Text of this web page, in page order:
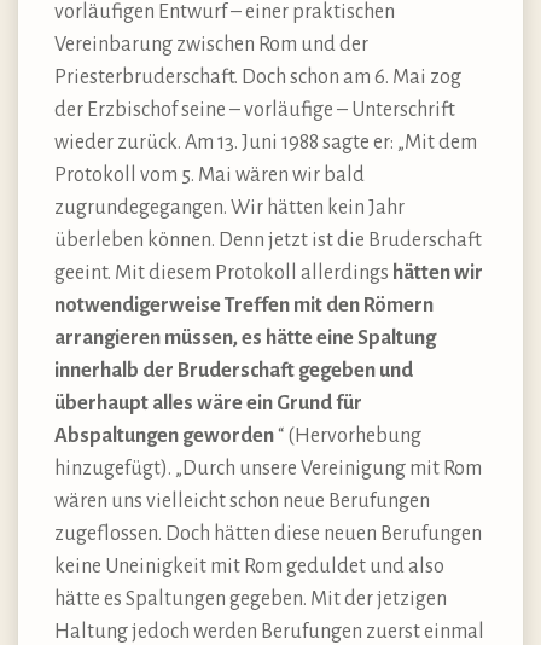
vorläufigen Entwurf – einer praktischen
Vereinbarung zwischen Rom und der
Priesterbruderschaft. Doch schon am 6. Mai zog
der Erzbischof seine – vorläufige – Unterschrift
wieder zurück. Am 13. Juni 1988 sagte er: „Mit dem
Protokoll vom 5. Mai wären wir bald
zugrundegegangen. Wir hätten kein Jahr
überleben können. Denn jetzt ist die Bruderschaft
geeint. Mit diesem Protokoll allerdings hätten wir
notwendigerweise Treffen mit den Römern
arrangieren müssen, es hätte eine Spaltung
innerhalb der Bruderschaft gegeben und
überhaupt alles wäre ein Grund für
Abspaltungen geworden“ (Hervorhebung
hinzugefügt). „Durch unsere Vereinigung mit Rom
wären uns vielleicht schon neue Berufungen
zugeflossen. Doch hätten diese neuen Berufungen
keine Uneinigkeit mit Rom geduldet und also
hätte es Spaltungen gegeben. Mit der jetzigen
Haltung jedoch werden Berufungen zuerst einmal